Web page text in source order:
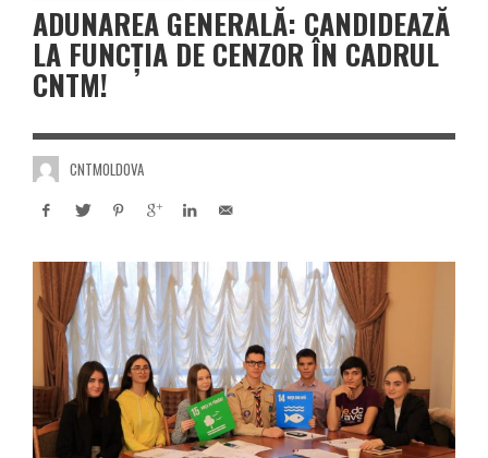
ADUNAREA GENERALĂ: CANDIDEAZĂ
LA FUNCȚIA DE CENZOR ÎN CADRUL
CNTM!
CNTMOLDOVA